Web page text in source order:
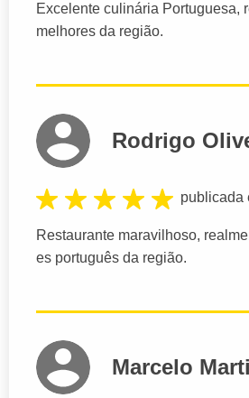
Excelente culinária Portuguesa,
melhores da região.
Rodrigo
publicada
Restaurante maravilhoso,
es português da região.
Marcelo